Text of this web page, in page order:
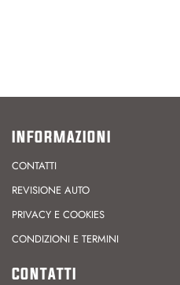
INFORMAZIONI
CONTATTI
REVISIONE AUTO
PRIVACY E COOKIES
CONDIZIONI E TERMINI
CONTATTI